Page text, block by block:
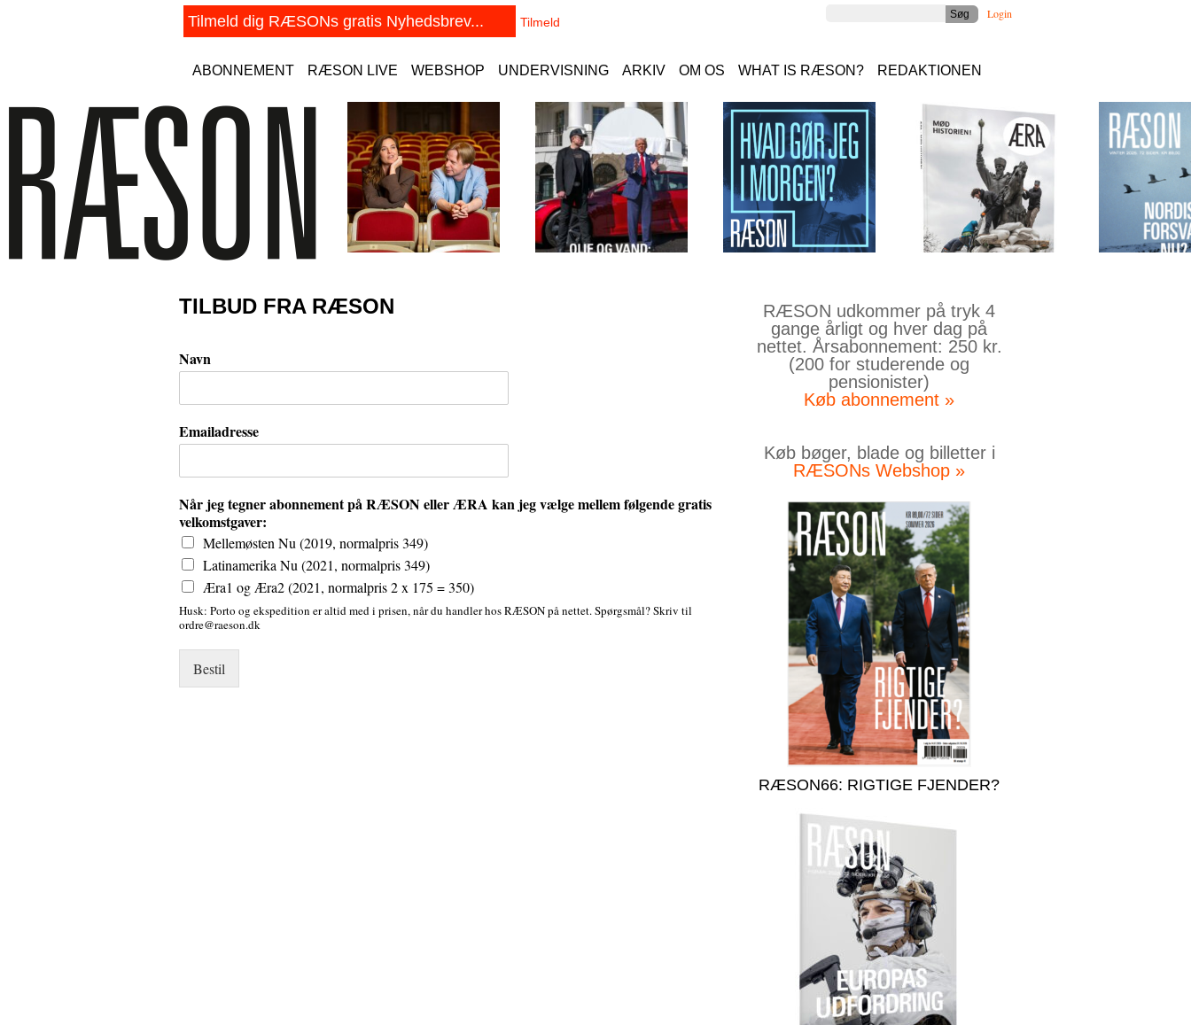
Login
ABONNEMENT RÆSON LIVE WEBSHOP UNDERVISNING ARKIV OM OS WHAT IS RÆSON? REDAKTIONEN
TILBUD FRA RÆSON
Navn
Emailadresse
Når jeg tegner abonnement på RÆSON eller ÆRA kan jeg vælge mellem følgende gratis
velkomstgaver:
Mellemøsten Nu (2019, normalpris 349)
Latinamerika Nu (2021, normalpris 349)
Æra1 og Æra2 (2021, normalpris 2 x 175 = 350)
Husk: Porto og ekspedition er altid med i prisen, når du handler hos RÆSON på nettet. Spørgsmål? Skriv til
ordre@raeson.dk
Bestil
RÆSON udkommer på tryk 4
gange årligt og hver dag på
nettet. Årsabonnement: 250 kr.
(200 for studerende og
pensionister)
Køb abonnement »
Køb bøger, blade og billetter i
RÆSONs Webshop »
RÆSON66: RIGTIGE FJENDER?